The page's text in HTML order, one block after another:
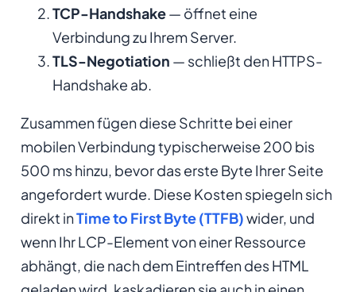
TCP-Handshake— öffnet eine
Verbindung zu Ihrem Server.
TLS-Negotiation — schließt den HTTPS-
Handshake ab.
Zusammen fügen diese Schritte bei einer
mobilen Verbindung typischerweise 200 bis
500 ms hinzu, bevor das erste Byte Ihrer Seite
angefordert wurde. Diese Kosten spiegeln sich
direkt inTime to First Byte (TTFB)wider, und
wenn Ihr LCP-Element von einer Ressource
abhängt, die nach dem Eintreffen des HTML